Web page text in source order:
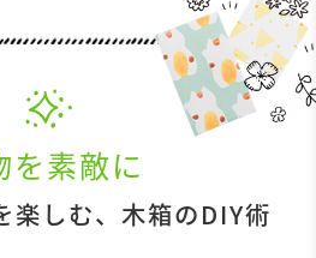
を素敵に
楽しむ、木箱のDIY術